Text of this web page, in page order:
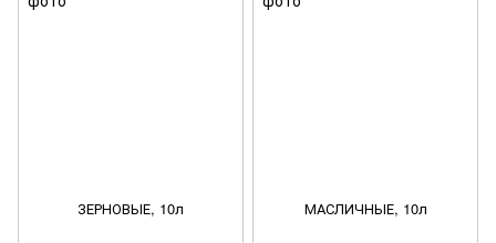
ЗЕРНОВЫЕ, 10л МАСЛИЧНЫЕ, 10л